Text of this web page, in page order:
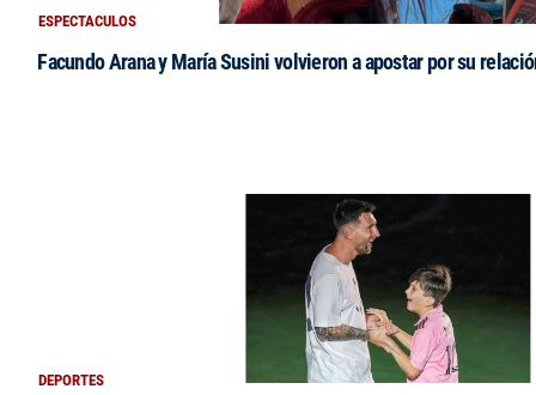
ESPECTACULOS
Facundo Arana y María Susini volvieron a apostar por su
DEPORTES